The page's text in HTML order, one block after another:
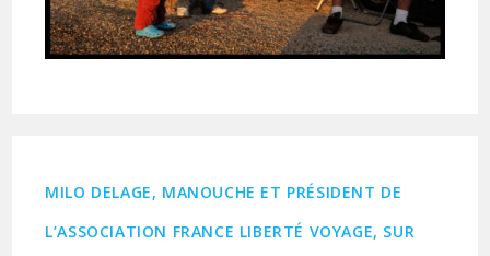
MILO DELAGE, MANOUCHE ET PRÉSIDENT DE
L’ASSOCIATION FRANCE LIBERTÉ VOYAGE, SUR